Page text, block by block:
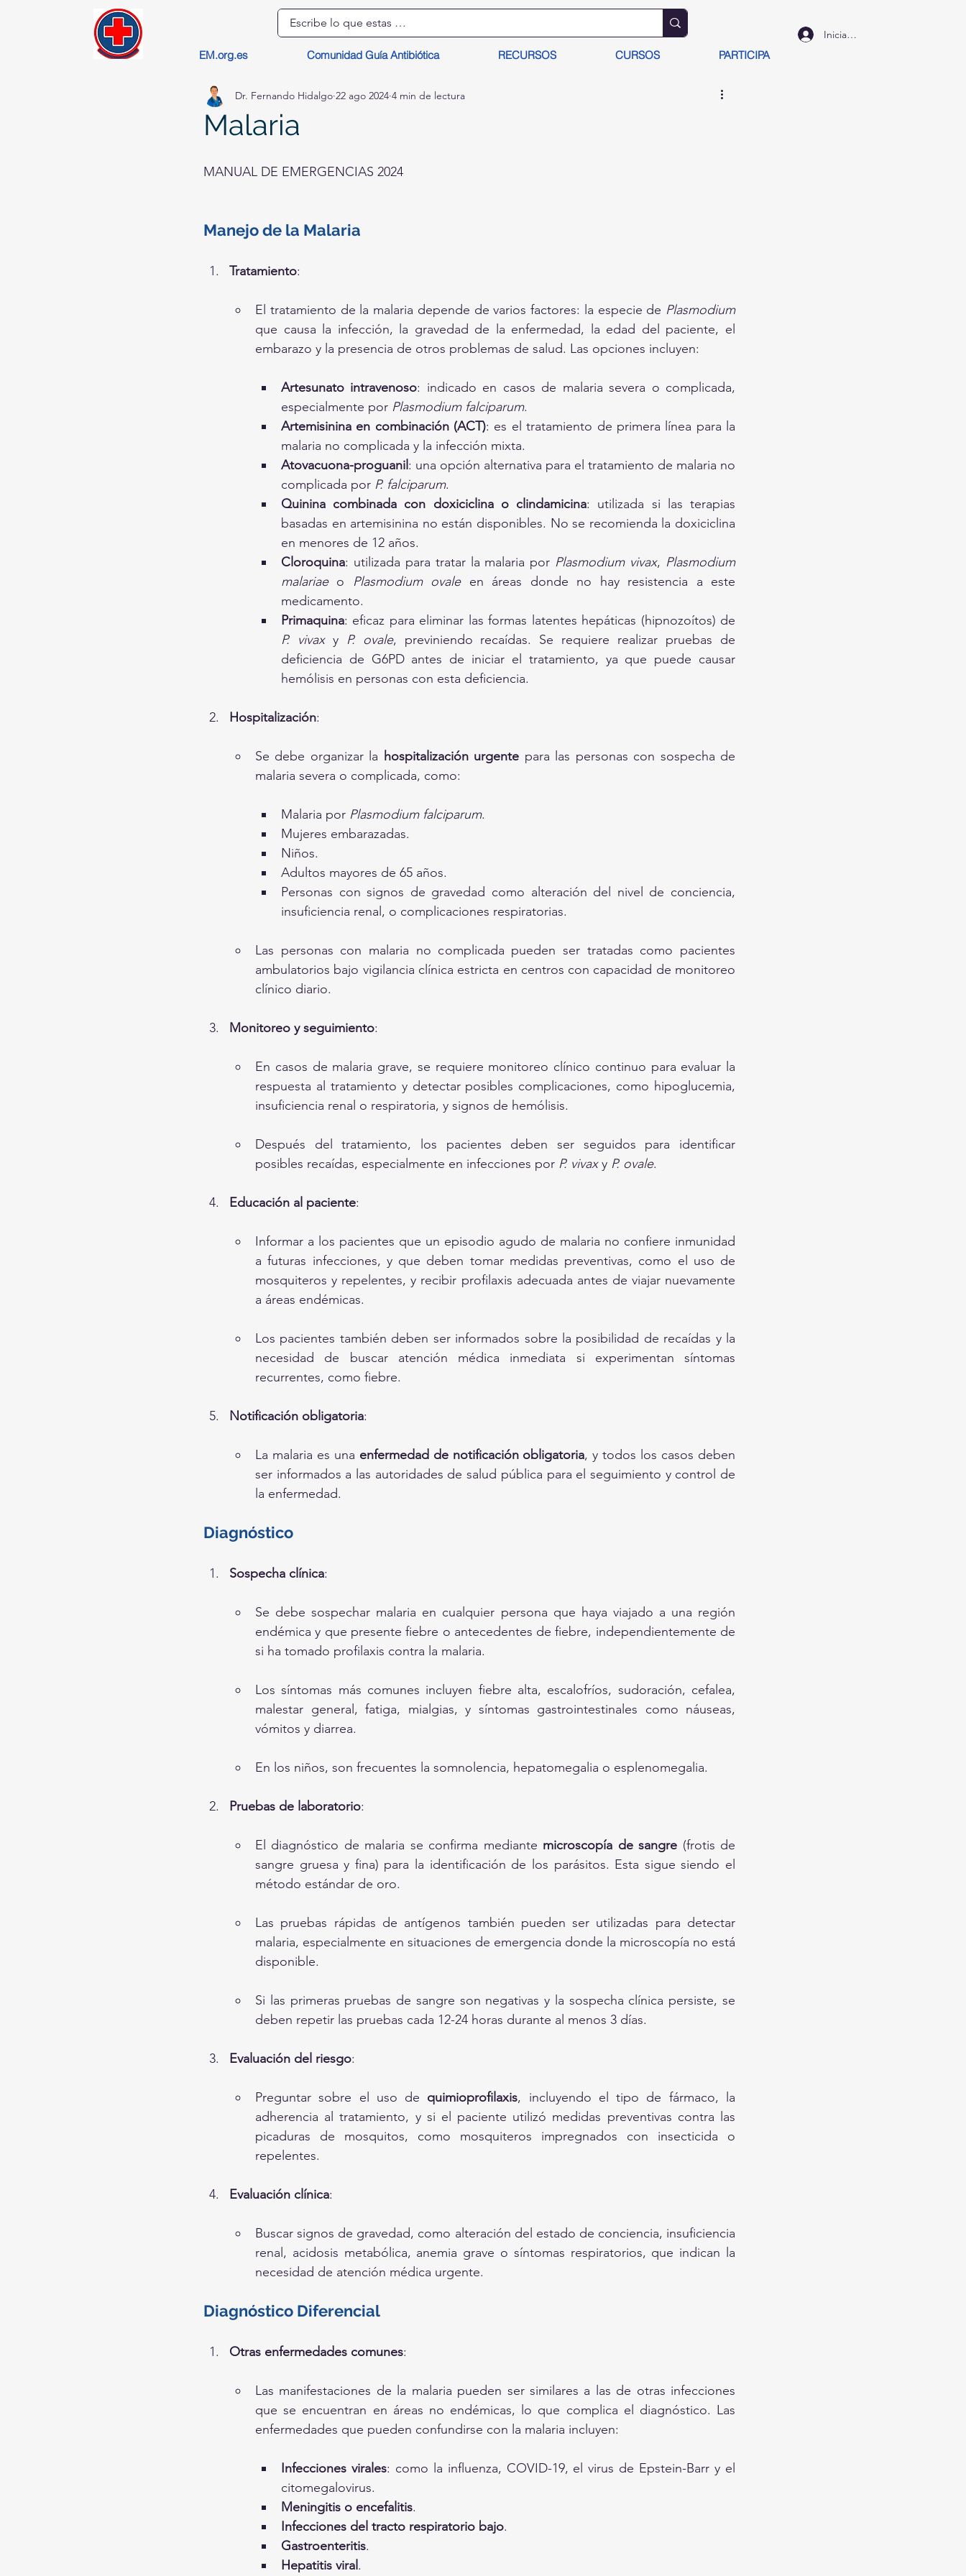
EM.org.es Comunidad Guía Antibiótica RECURSOS CURSOS PARTICIPA
Iniciar sesión
Malaria
Dr. Fernando Hidalgo 22 ago 2024 4 min de lectura
MANUAL DE EMERGENCIAS 2024
Manejo de la Malaria
Tratamiento:
El tratamiento de la malaria depende de varios factores: la especie de Plasmodium
que causa la infección, la gravedad de la enfermedad, la edad del paciente, el
embarazo y la presencia de otros problemas de salud. Las opciones incluyen:
Artesunato intravenoso: indicado en casos de malaria severa o complicada,
especialmente por Plasmodium falciparum.
Artemisinina en combinación (ACT): es el tratamiento de primera línea para la
malaria no complicada y la infección mixta.
Atovacuona-proguanil : una opción alternativa para el tratamiento de malaria no
complicada por P. falciparum.
Quinina combinada con doxiciclina o clindamicina: utilizada si las terapias
basadas en artemisinina no están disponibles. No se recomienda la doxiciclina
en menores de 12 años.
Cloroquina: utilizada para tratar la malaria por Plasmodium vivax, Plasmodium
malariae o Plasmodium ovale en áreas donde no hay resistencia a este
medicamento.
Primaquina
P. vivax y P. ovale, previniendo recaídas. Se requiere realizar pruebas de
deficiencia de G6PD antes de iniciar el tratamiento, ya que puede causar
hemólisis en personas con esta deficiencia.
Hospitalización:
Se debe organizar la hospitalización urgente para las personas con sospecha de
malaria severa o complicada, como:
Malaria por Plasmodium falciparum.
Mujeres embarazadas.
Niños.
Adultos mayores de 65 años.
Personas con signos de gravedad como alteración del nivel de conciencia,
insuficiencia renal, o complicaciones respiratorias.
Las personas con malaria no complicada pueden ser tratadas como pacientes
ambulatorios bajo vigilancia clínica estricta en centros con capacidad de monitoreo
clínico diario.
Monitoreo y seguimiento:
En casos de malaria grave, se requiere monitoreo clínico continuo para evaluar la
respuesta al tratamiento y detectar posibles complicaciones, como hipoglucemia,
insuficiencia renal o respiratoria, y signos de hemólisis.
Después del tratamiento, los pacientes deben ser seguidos para identificar
posibles recaídas, especialmente en infecciones por P. vivax y P. ovale.
Educación al paciente:
Informar a los pacientes que un episodio agudo de malaria no confiere inmunidad
a futuras infecciones, y que deben tomar medidas preventivas, como el uso de
mosquiteros y repelentes, y recibir profilaxis adecuada antes de viajar nuevamente
a áreas endémicas.
Los pacientes también deben ser informados sobre la posibilidad de recaídas y la
necesidad de buscar atención médica inmediata si experimentan síntomas
recurrentes, como fiebre.
Notificación obligatoria:
La malaria es una enfermedad de notificación obligatoria, y todos los casos deben
ser informados a las autoridades de salud pública para el seguimiento y control de
la enfermedad.
Diagnóstico
Sospecha clínica:
Se debe sospechar malaria en cualquier persona que haya viajado a una región
endémica y que presente fiebre o antecedentes de fiebre, independientemente de
si ha tomado profilaxis contra la malaria.
Los síntomas más comunes incluyen fiebre alta, escalofríos, sudoración, cefalea,
malestar general, fatiga, mialgias, y síntomas gastrointestinales como náuseas,
vómitos y diarrea.
En los niños, son frecuentes la somnolencia, hepatomegalia o esplenomegalia.
Pruebas de laboratorio:
El diagnóstico de malaria se confirma mediante microscopía de sangre (frotis de
sangre gruesa y fina) para la identificación de los parásitos. Esta sigue siendo el
método estándar de oro.
Las pruebas rápidas de antígenos también pueden ser utilizadas para detectar
malaria, especialmente en situaciones de emergencia donde la microscopía no está
disponible.
Si las primeras pruebas de sangre son negativas y la sospecha clínica persiste, se
deben repetir las pruebas cada 12-24 horas durante al menos 3 días.
Evaluación del riesgo:
Preguntar sobre el uso de quimioprofilaxis, incluyendo el tipo de fármaco, la
adherencia al tratamiento, y si el paciente utilizó medidas preventivas contra las
picaduras de mosquitos, como mosquiteros impregnados con insecticida o
repelentes.
Evaluación clínica:
Buscar signos de gravedad, como alteración del estado de conciencia, insuficiencia
renal, acidosis metabólica, anemia grave o síntomas respiratorios, que indican la
necesidad de atención médica urgente.
Diagnóstico Diferencial
Otras enfermedades comunes:
Las manifestaciones de la malaria pueden ser similares a las de otras infecciones
que se encuentran en áreas no endémicas, lo que complica el diagnóstico. Las
enfermedades que pueden confundirse con la malaria incluyen:
Infecciones virales: como la influenza, COVID-19, el virus de Epstein-Barr y el
citomegalovirus.
Meningitis o encefalitis.
Infecciones del tracto respiratorio bajo.
Gastroenteritis.
Hepatitis viral .